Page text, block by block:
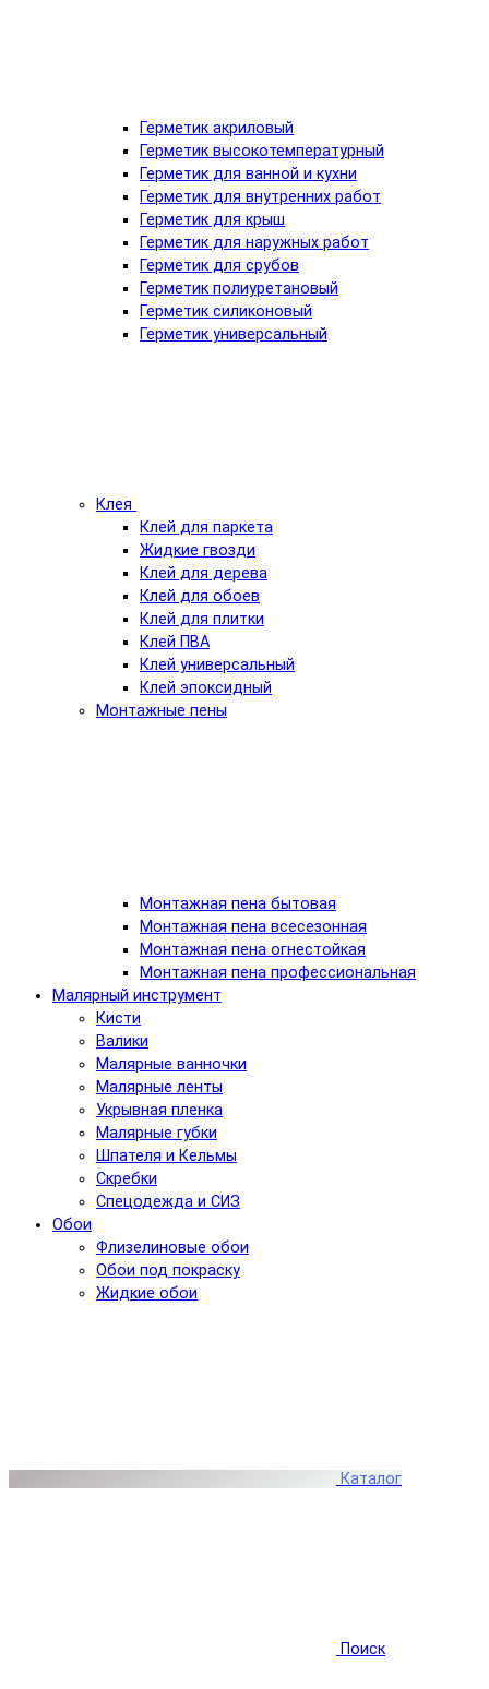
Герметик акриловый
Герметик высокотемпературный
Герметик для ванной и кухни
Герметик для внутренних работ
Герметик для крыш
Герметик для наружных работ
Герметик для срубов
Герметик полиуретановый
Герметик силиконовый
Герметик универсальный
Клея
Клей для паркета
Жидкие гвозди
Клей для дерева
Клей для обоев
Клей для плитки
Клей ПВА
Клей универсальный
Клей эпоксидный
Монтажные пены
Монтажная пена бытовая
Монтажная пена всесезонная
Монтажная пена огнестойкая
Монтажная пена профессиональная
Малярный инструмент
Кисти
Валики
Малярные ванночки
Малярные ленты
Укрывная пленка
Малярные губки
Шпателя и Кельмы
Скребки
Спецодежда и СИЗ
Обои
Флизелиновые обои
Обои под покраску
Жидкие обои
Каталог
Поиск